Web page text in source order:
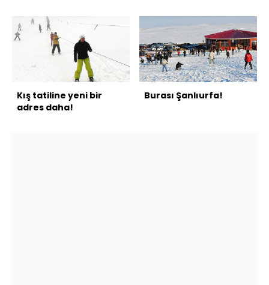
Kış tatiline yeni bir
adres daha!
Burası Şanlıurfa!